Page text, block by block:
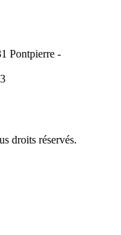
Pontpierre -
droits réservés.